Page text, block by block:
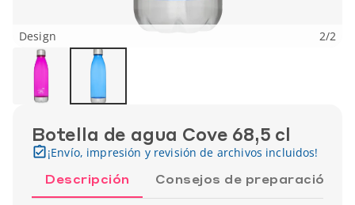
Design 2/2
Botella de agua Cove 68,5 cl
¡Envío, impresión y revisión de archivos incluidos!
Descripción Consejos de preparación